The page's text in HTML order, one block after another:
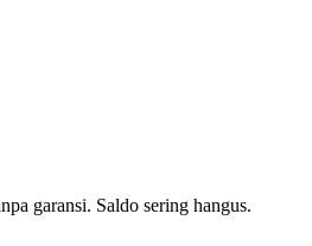
garansi. Saldo sering hangus.